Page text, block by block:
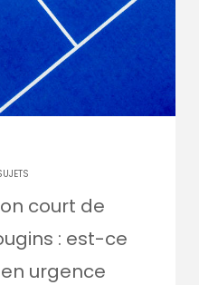
court de
: est-ce
urgence